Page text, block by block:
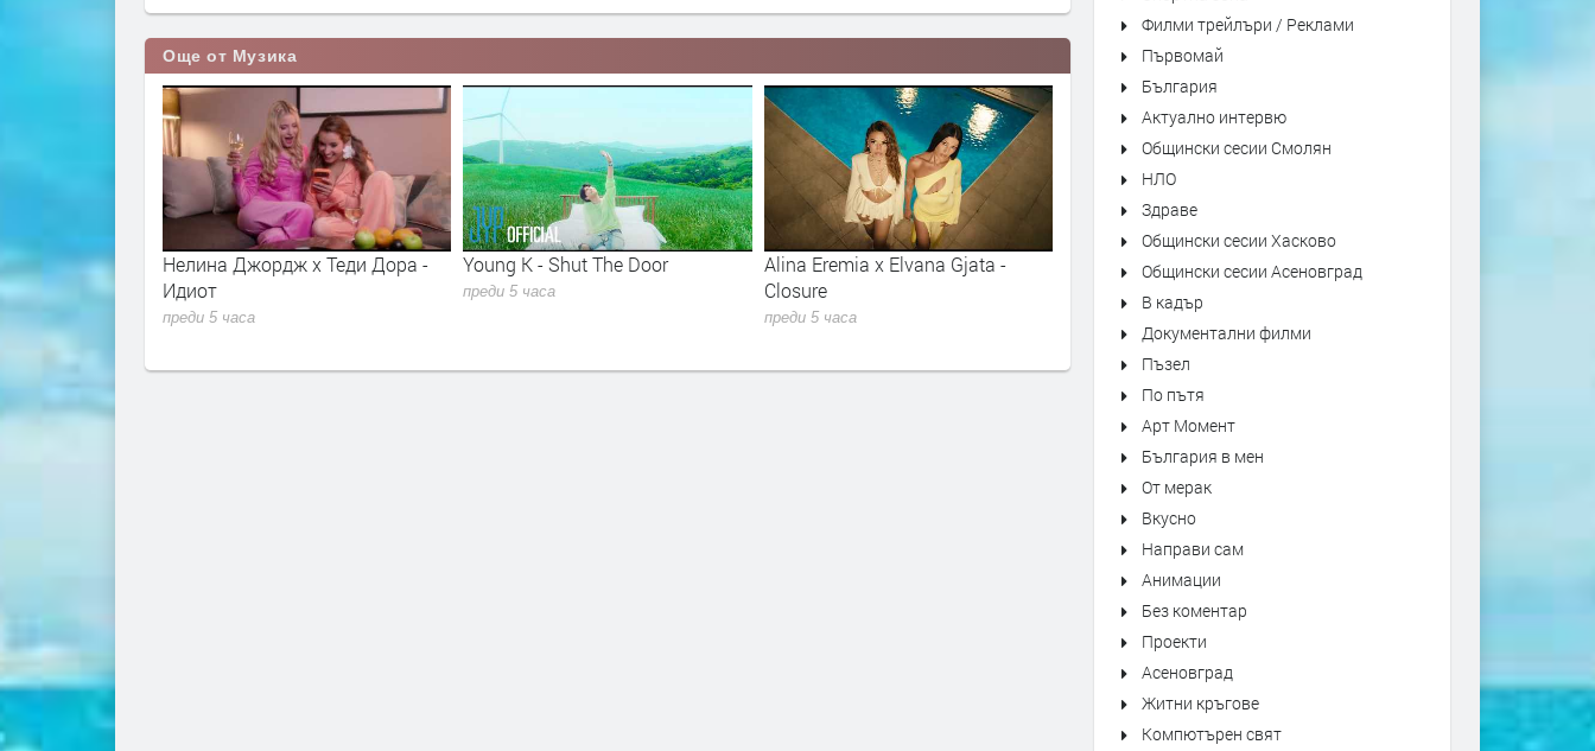
Още от Музика
- Sugar Talking
2026
Нелина Джордж x Теди Дора -
Идиот
преди 5 часа
Young K - Shut The Door
преди 5 часа
Alina Eremia x Elvana Gjata -
Closure
преди 5 часа
Kiss - Forever
Филми трейлъри / Реклами
Първомай
България
Актуално интервю
Общински сесии Смолян
НЛО
Здраве
Общински сесии Хасково
Общински сесии Асеновград
В кадър
Документални филми
Пъзел
По пътя
Арт Момент
България в мен
От мерак
Вкусно
Направи сам
Анимации
Без коментар
Проекти
Асеновград
Житни кръгове
Компютърен свят